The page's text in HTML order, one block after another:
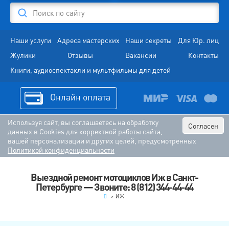
Поиск по сайту
Наши услуги Адреса мастерских Наши секреты
Для Юр. лиц
Жулики
Отзывы Вакансии
Контакты
Книги, аудиоспектакли и мультфильмы для детей
Онлайн оплата
Согласен
Используя сайт, вы соглашаетесь на обработку
данных в Cookies для корректной работы сайта,
вашей персонализации и других целей, предусмотренных
Политикой конфиденциальности
Выездной ремонт мотоциклов Иж в Санкт-
Петербурге — Звоните: 8 (812) 344-44-44
> ИЖ